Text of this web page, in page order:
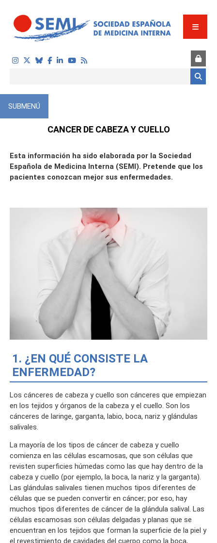
CANCER DE CABEZA Y CUELLO
SUBMENÚ
Esta información ha sido elaborada por la Sociedad
Española de Medicina Interna (SEMI). Pretende que los
pacientes conozcan mejor sus enfermedades.
1. ¿EN QUÉ CONSISTE LA
ENFERMEDAD?
Los cánceres de cabeza y cuello son cánceres que empiezan
en los tejidos y órganos de la cabeza y el cuello. Son los
cánceres de laringe, garganta, labio, boca, nariz y glándulas
salivales.
La mayoría de los tipos de cáncer de cabeza y cuello
comienza en las células escamosas, que son células que
revisten superficies húmedas como las que hay dentro de la
cabeza y cuello (por ejemplo, la boca, la nariz y la garganta).
Las glándulas salivales tienen muchos tipos diferentes de
células que se pueden convertir en cáncer; por eso, hay
muchos tipos diferentes de cáncer de la glándula salival. Las
células escamosas son células delgadas y planas que se
encuentran en los tejidos que forman la superficie de la piel y